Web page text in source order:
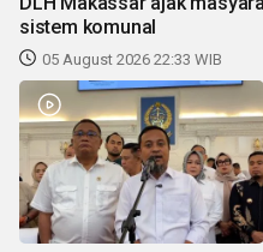
sistem komunal
05 August 2026 22:33 WIB